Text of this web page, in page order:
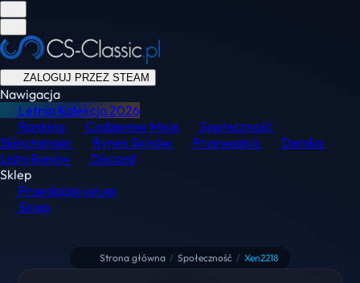
ZALOGUJ PRZEZ STEAM
Nawigacja
Letnia Kolekcja2026
Ranking
Codzienne Misje
Społeczność
Skinchanger
Rynek Skinów Przewodnik
Demka
Lista Banów
Discord
Sklep
Przeglądaj usługi
Sklep
Strona główna / Społeczność / Xen2218